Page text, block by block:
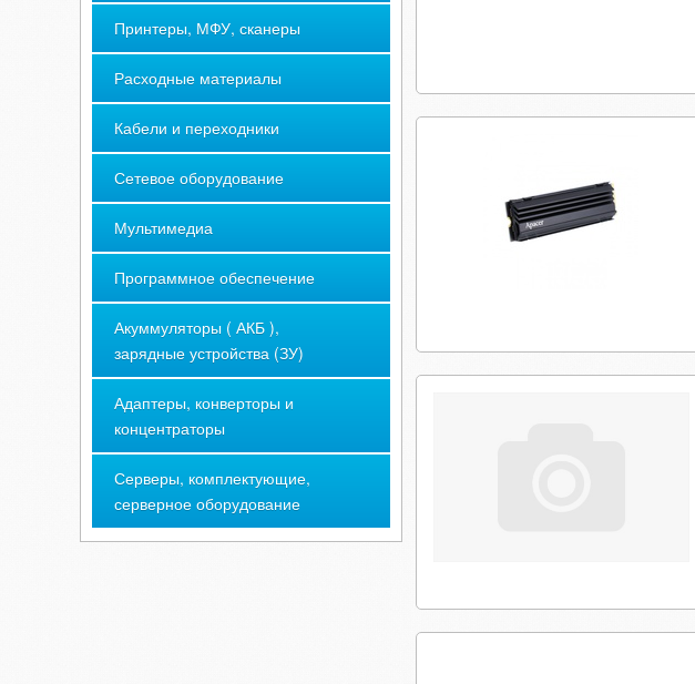
Принтеры, МФУ, сканеры
Расходные материалы
Кабели и переходники
Сетевое оборудование
Мультимедиа
Программное обеспечение
Акуммуляторы ( АКБ ),
зарядные устройства (ЗУ)
Адаптеры, конверторы и
концентраторы
Серверы, комплектующие,
серверное оборудование